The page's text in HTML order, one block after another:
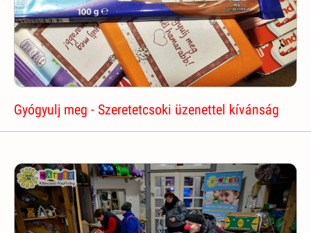
Gyógyulj meg - Szeretetcsoki üzenettel kívánság